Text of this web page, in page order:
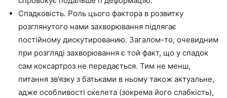
Спадковість. Роль цього фактора в розвитку
розглянутого нами захворювання підлягає
постійному дискутированию. Загалом-то, очевидним
при розгляді захворювання є той факт, що у спадок
сам коксартроз не передається. Тим не менш,
питання зв’язку з батьками в ньому також актуальне,
адже особливості скелета (зокрема його слабкість),